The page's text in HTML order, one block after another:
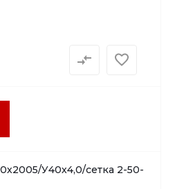
У40х4,0/сетка 2-50-